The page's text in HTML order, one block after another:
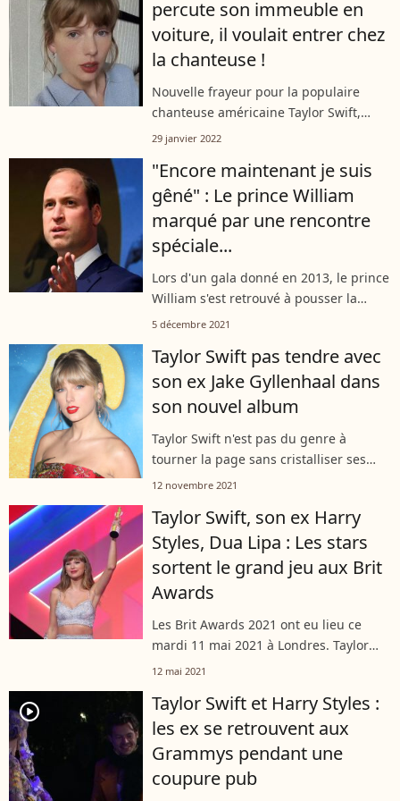
percute son immeuble en
voiture, il voulait entrer chez
la chanteuse !
Nouvelle frayeur pour la populaire
chanteuse américaine Taylor Swift,
habituée à des fans parfois extrêmes.
d'années a percuté avec sa voiture la
façade...
29 janvier 2022
"Encore maintenant je suis
gêné" : Le prince William
marqué par une rencontre
spéciale...
Lors d'un gala donné en 2013, le prince
William s'est retrouvé à pousser la
chansonnette sur scène entouré de
moment dont il garde un souvenir
contrasté,...
5 décembre 2021
Taylor Swift pas tendre avec
son ex Jake Gyllenhaal dans
son nouvel album
Taylor Swift n'est pas du genre à
tourner la page sans cristalliser ses
émotions en chanson ! L'artiste
copain, l'acteur Jake Gyllenhaal dans
son...
12 novembre 2021
Taylor Swift, son ex Harry
Styles, Dua Lipa : Les stars
sortent le grand jeu aux Brit
Awards
Les Brit Awards 2021 ont eu lieu ce
mardi 11 mai 2021 à Londres. Taylor
Swift y a croisé son ex Harry Styles,
était également de la partie et avait...
12 mai 2021
player2
Taylor Swift et Harry Styles :
les ex se retrouvent aux
Grammys pendant une
coupure pub